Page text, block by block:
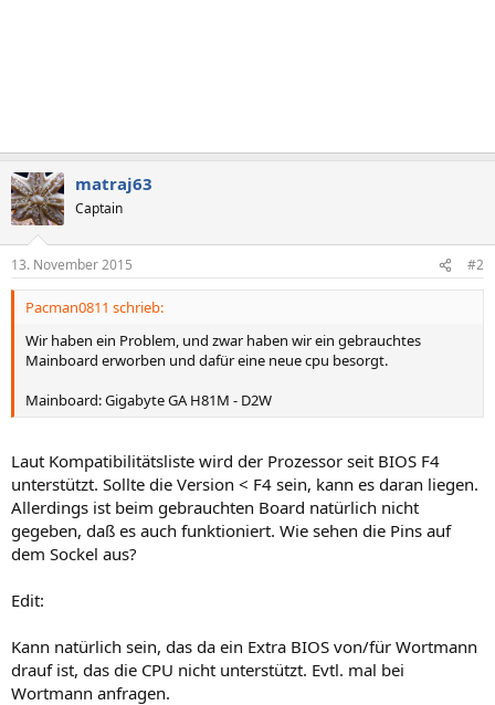
matraj63
Captain
13. November 2015 #2
Pacman0811 schrieb:
Wir haben ein Problem, und zwar haben wir ein gebrauchtes
Mainboard erworben und dafür eine neue cpu besorgt.
Mainboard: Gigabyte GA H81M - D2W
Laut Kompatibilitätsliste wird der Prozessor seit BIOS F4
unterstützt. Sollte die Version < F4 sein, kann es daran liegen.
Allerdings ist beim gebrauchten Board natürlich nicht
gegeben, daß es auch funktioniert. Wie sehen die Pins auf
dem Sockel aus?
Edit:
Kann natürlich sein, das da ein Extra BIOS von/für Wortmann
drauf ist, das die CPU nicht unterstützt. Evtl. mal bei
Wortmann anfragen.